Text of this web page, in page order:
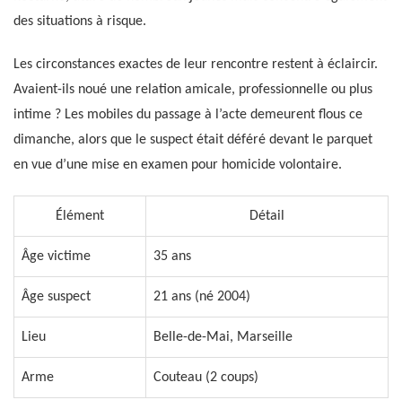
des situations à risque.
Les circonstances exactes de leur rencontre restent à éclaircir.
Avaient-ils noué une relation amicale, professionnelle ou plus
intime ? Les mobiles du passage à l’acte demeurent flous ce
dimanche, alors que le suspect était déféré devant le parquet
en vue d’une mise en examen pour homicide volontaire.
Élément Détail
Âge victime 35 ans
Âge suspect 21 ans (né 2004)
Lieu Belle-de-Mai, Marseille
Arme Couteau (2 coups)